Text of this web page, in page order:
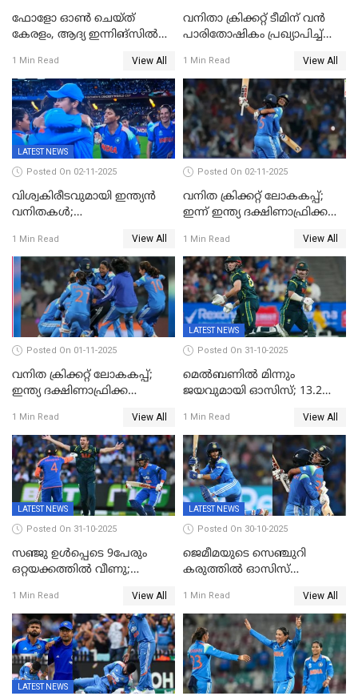
ഫോളോ ഓൺ ചെയ്ത്
കേരളം, ആദ്യ ഇന്നിങ്സിൽ
രഞ്ജിയിൽ കർണാടകയ്ക്ക്
കൂറ്റൻ ലീഡ്
1 Min Read View All
വനിതാ ക്രിക്കറ്റ് ടീമിന് വൻ
പാരിതോഷികം പ്രഖ്യാപിച്ച്
1 Min Read View All
LATEST NEWS
Posted On 02-11-2025
വിശ്വകിരീടവുമായി ഇന്ത്യൻ
വനിതകൾ;
ഇന്ത്യയ്ക്ക് വനിതാ ക്രിക്കറ്റ്
ലോകകപ്പ്
1 Min Read View All
Posted On 02-11-2025
വനിത ക്രിക്കറ്റ് ലോകകപ്പ്;
ഇന്ന് ഇന്ത്യ ദക്ഷിണാഫ്രിക്ക
1 Min Read View All
Posted On 01-11-2025
വനിത ക്രിക്കറ്റ് ലോകകപ്പ്;
ഇന്ത്യ ദക്ഷിണാഫ്രിക്ക
1 Min Read View All
LATEST NEWS
Posted On 31-10-2025
മെൽബണിൽ മിന്നും
ജയവുമായി ഓസിസ്; 13.2
പരമ്പരയിൽ ലീഡ്
1 Min Read View All
LATEST NEWS
Posted On 31-10-2025
സഞ്ജു ഉൾപ്പെടെ 9പേരും
ഒറ്റയക്കത്തിൽ വീണു;
ഹര്‍ഷിതും മാത്രം;
മെല്‍ബണില്‍
ഇന്ത്യയ്‌ക്കെതിരെ ഓസീസ്
ലക്ഷ്യം 126 റണ്‍സ്
1 Min Read View All
LATEST NEWS
Posted On 30-10-2025
ജെമീമയുടെ സെഞ്ചുറി
കരുത്തിൽ ഓസിസ്
തകർന്നു; അഞ്ച് വിക്കറ്റ്
ജയവുമായി ഇന്ത്യൻ
വനിതകൾ ലോകകപ്പ്
കലാശപ്പോരിന്
1 Min Read View All
LATEST NEWS